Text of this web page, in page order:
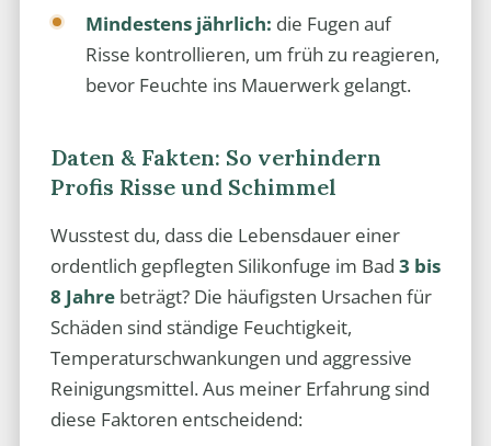
Mindestens jährlich: die Fugen auf
Risse kontrollieren, um früh zu reagieren,
bevor Feuchte ins Mauerwerk gelangt.
Daten & Fakten: So verhindern
Profis Risse und Schimmel
Wusstest du, dass die Lebensdauer einer
ordentlich gepflegten Silikonfuge im Bad 3 bis
8 Jahrebeträgt? Die häufigsten Ursachen für
Schäden sind ständige Feuchtigkeit,
Temperaturschwankungen und aggressive
Reinigungsmittel. Aus meiner Erfahrung sind
diese Faktoren entscheidend: